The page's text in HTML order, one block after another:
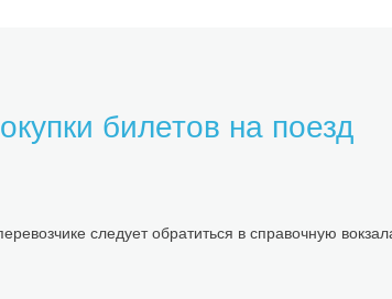
билетов на поезд
следует обратиться в справочную